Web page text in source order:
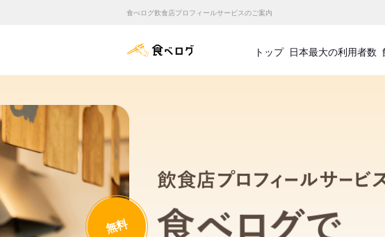
食べログ飲食店プロフィールサービスのご案内
食べログ店舗管理画面
トップ 日本最大の利用者数
無料